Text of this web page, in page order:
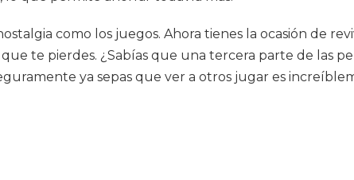
como los juegos. Ahora tienes la ocasión de
te pierdes. ¿Sabías que una tercera parte de las
ya sepas que ver a otros jugar es